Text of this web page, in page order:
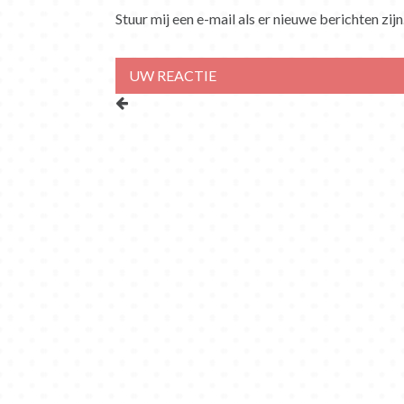
Stuur mij een e-mail als er nieuwe berichten